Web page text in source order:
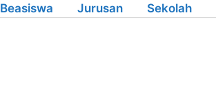
Beasiswa Jurusan Sekolah